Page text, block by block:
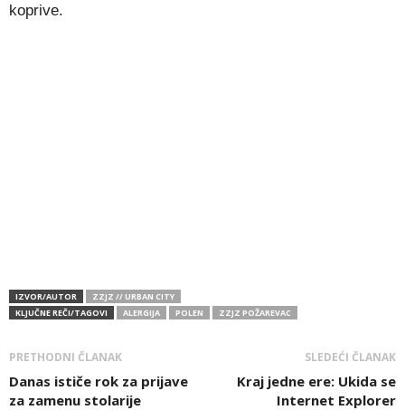
koprive.
IZVOR/AUTOR
ZZJZ // URBAN CITY
KLJUČNE REČI/TAGOVI
ALERGIJA POLEN ZZJZ POŽAREVAC
PRETHODNI ČLANAK
Danas ističe rok za prijave
za zamenu stolarije
SLEDEĆI ČLANAK
Kraj jedne ere: Ukida se
Internet Explorer